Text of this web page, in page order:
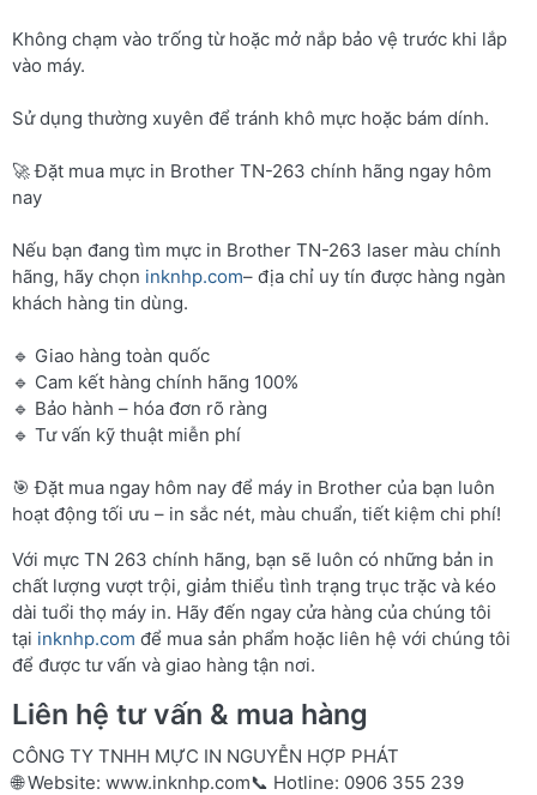
Không chạm vào trống từ hoặc mở nắp bảo vệ trước khi lắp
vào máy.
Sử dụng thường xuyên để tránh khô mực hoặc bám dính.
🚀 Đặt mua mực in Brother TN-263 chính hãng ngay hôm
nay
Nếu bạn đang tìm mực in Brother TN-263 laser màu chính
hãng, hãy chọn inknhp.com– địa chỉ uy tín được hàng ngàn
khách hàng tin dùng.
🔹 Giao hàng toàn quốc
🔹 Cam kết hàng chính hãng 100%
🔹 Bảo hành – hóa đơn rõ ràng
🔹 Tư vấn kỹ thuật miễn phí
🎯 Đặt mua ngay hôm nay để máy in Brother của bạn luôn
hoạt động tối ưu – in sắc nét, màu chuẩn, tiết kiệm chi phí!
Với mực TN 263 chính hãng, bạn sẽ luôn có những bản in
chất lượng vượt trội, giảm thiểu tình trạng trục trặc và kéo
dài tuổi thọ máy in. Hãy đến ngay cửa hàng của chúng tôi
tại inknhp.com để mua sản phẩm hoặc liên hệ với chúng tôi
để được tư vấn và giao hàng tận nơi.
Liên hệ tư vấn & mua hàng
CÔNG TY TNHH MỰC IN NGUYỄN HỢP PHÁT
🌐 Website: www.inknhp.com📞 Hotline: 0906 355 239